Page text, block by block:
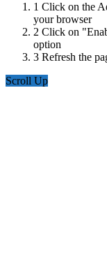
1 Click on the
your browser
2 Click on
option
3 Refresh the
Scroll Up